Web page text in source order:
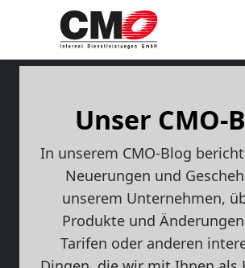
Unser CMO-
In unserem CMO-Blog
Neuerungen und
unserem Unternehmen,
Produkte und
Tarifen oder anderen